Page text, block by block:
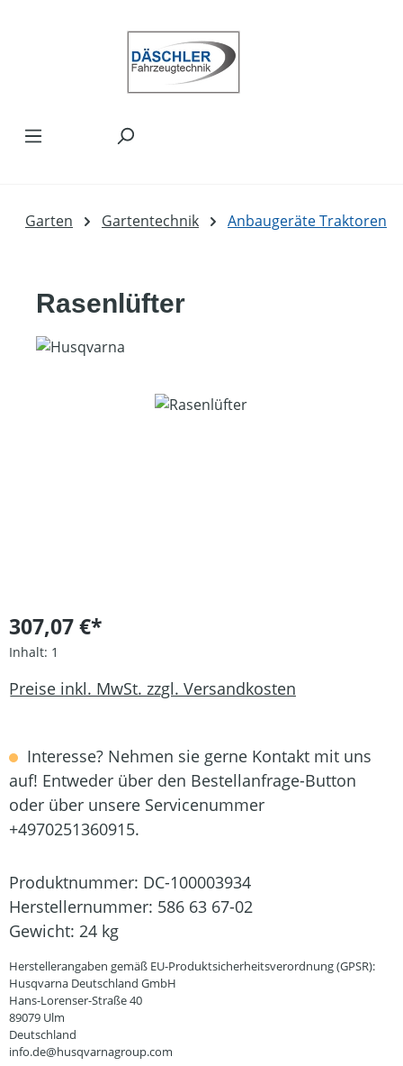
Garten Gartentechnik Anbaugeräte Traktoren
Rasenlüfter
Bildergalerie überspringen
307,07 €*
Inhalt: 1
Preise inkl. MwSt. zzgl. Versandkosten
Interesse? Nehmen sie gerne Kontakt mit uns
auf! Entweder über den Bestellanfrage-Button
oder über unsere Servicenummer
+4970251360915.
Produktnummer: DC-100003934
Herstellernummer: 586 63 67-02
Gewicht: 24 kg
Herstellerangaben gemäß EU-Produktsicherheitsverordnung (GPSR):
Husqvarna Deutschland GmbH
Hans-Lorenser-Straße 40
89079 Ulm
Deutschland
info.de@husqvarnagroup.com